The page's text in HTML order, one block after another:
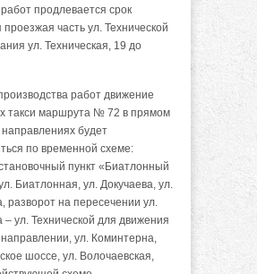
продлевается срок
часть ул. Технической
ул. Техническая, 19 до
работ движение
такси маршрута № 72 в прямом
будет
по временной схеме:
пункт «Биатлонный
Биатлонная, ул. Докучаева, ул.
разворот на пересечении ул.
– ул. Технической для движения
ул. Коминтерна,
шоссе, ул. Волочаевская,